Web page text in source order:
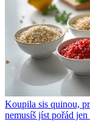
Koupila sis quinou,
nemusíš jíst pořád jen